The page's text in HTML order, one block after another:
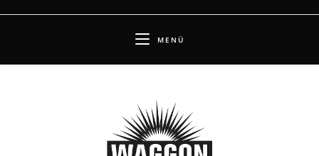
MENÜ